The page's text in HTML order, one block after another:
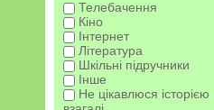
Телебачення
Кіно
Інтернет
Література
Шкільні підручники
Інше
Не цікавлюся історією